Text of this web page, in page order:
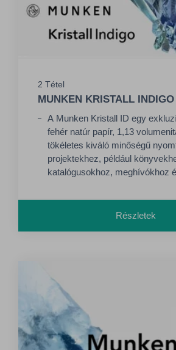
2 Tétel
MUNKEN KRISTALL INDIGO
A Munken Kristall ID egy
fehér natúr papír, 1,13
tökéletes kiváló minőségű
projektekhez, például
katalógusokhoz, meghívókhoz
digitális géphez fejlesztve.
Részletek